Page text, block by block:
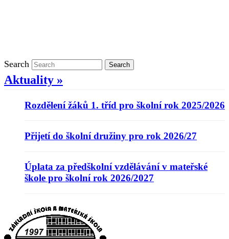
Search Search
Aktuality »
Rozdělení žáků 1. tříd pro školní rok 2025/2026
Přijetí do školní družiny pro rok 2026/27
Úplata za předškolní vzdělávání v mateřské
škole pro školní rok 2026/2027